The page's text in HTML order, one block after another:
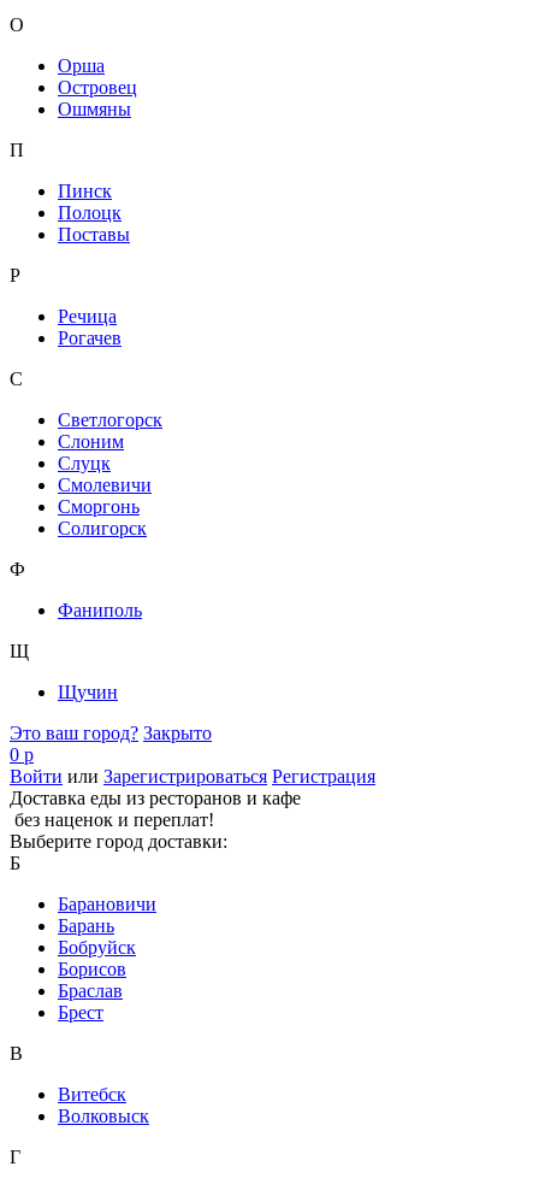
О
Орша
Островец
Ошмяны
П
Пинск
Полоцк
Поставы
Р
Речица
Рогачев
С
Светлогорск
Слоним
Слуцк
Смолевичи
Сморгонь
Солигорск
Ф
Фаниполь
Щ
Щучин
Это ваш город? Закрыто
0 р
Войти или Зарегистрироваться Регистрация
Доставка еды из ресторанов и кафе
без наценок и переплат!
Выберите город доставки:
Б
Барановичи
Барань
Бобруйск
Борисов
Браслав
Брест
В
Витебск
Волковыск
Г